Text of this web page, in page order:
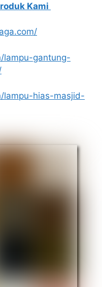
Kami
lampu-gantung-
lampu-hias-masjid-